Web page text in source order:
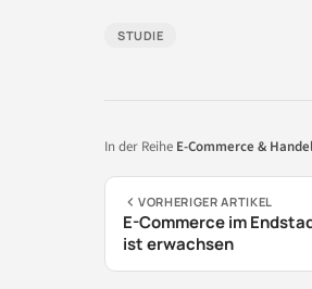
STUDIE
In der Reihe E-Commerce & Handel
VORHERIGER ARTIKEL
E-Commerce im
ist erwachsen